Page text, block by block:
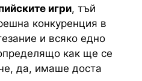
игри, тъй
конкуренция в
и всяко едно
как ще се
да, имаше доста